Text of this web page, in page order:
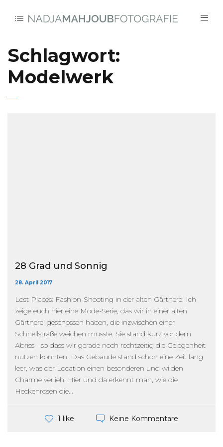
Schlagwort:
Modelwerk
28 Grad und Sonnig
28. April 2017
Lost Places: Fashion-Shooting in der alten Gärtnerei Ich
zeige euch hier eine Mode-Serie, das wir in einer alten
Gärtnerei geschossen haben, die inzwischen einer
Schnellstraße weichen musste. Sie stand kurz vor dem
Abriss - so dass wir gerade noch rechtzeitig die Gelegenheit
nutzen konnten. Das Gebäude stand schon eine Zeit lang
leer, was der Location einen besonderen und wilden
Charme verlieh. Hier und da erkennt man, wie die
Heckenrosen die...
1 like Keine Kommentare